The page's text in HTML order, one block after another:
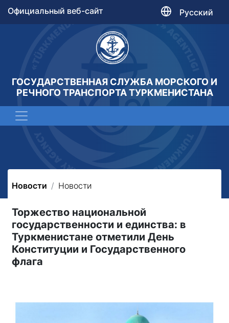
Официальный веб-сайт Русский
ГОСУДАРСТВЕННАЯ СЛУЖБА МОРСКОГО И
РЕЧНОГО ТРАНСПОРТА ТУРКМЕНИСТАНА
Новости Новости
Торжество национальной
государственности и единства: в
Туркменистане отметили День
Конституции и Государственного
флага